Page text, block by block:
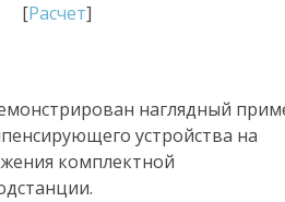
[Расчет]
наглядный
устройства на
комплектной